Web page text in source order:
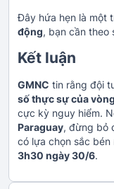
Đây hứa hẹn là một
động, bạn cần theo
Kết luận
GMNC tin rằng đội
số thực sự của
cực kỳ nguy hiểm.
Paraguay, đừng bỏ
có lựa chọn sắc
3h30 ngày 30/6.